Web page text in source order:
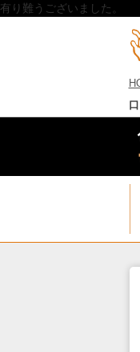
有り難うございました。